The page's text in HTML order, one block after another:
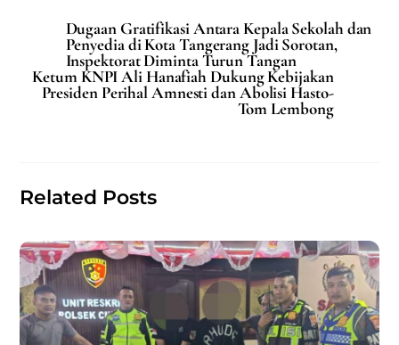
c
e
b
o
ai
l
at
s
A
p
ar
e
Dugaan Gratifikasi Antara Kepala Sekolah dan
Penyedia di Kota Tangerang Jadi Sorotan,
Inspektorat Diminta Turun Tangan
Ketum KNPI Ali Hanafiah Dukung Kebijakan
Presiden Perihal Amnesti dan Abolisi Hasto-
Tom Lembong
Related Posts